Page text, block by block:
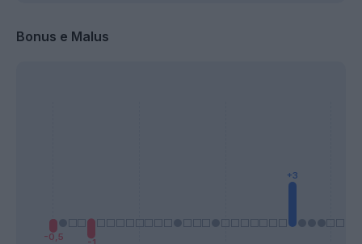
Bonus e Malus